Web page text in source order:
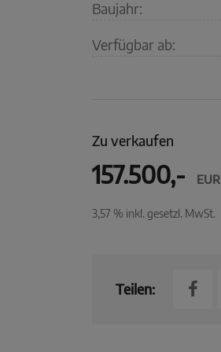
Baujahr:
Verfügbar ab:
Zu verkaufen
157.500,- EUR
3,57 % inkl. gesetzl. MwSt.
Teilen: